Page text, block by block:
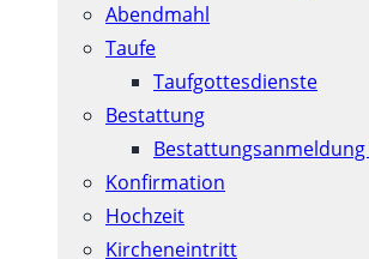
Abendmahl
Taufe
Taufgottesdienste
Bestattung
Konfirmation
Hochzeit
Kircheneintritt